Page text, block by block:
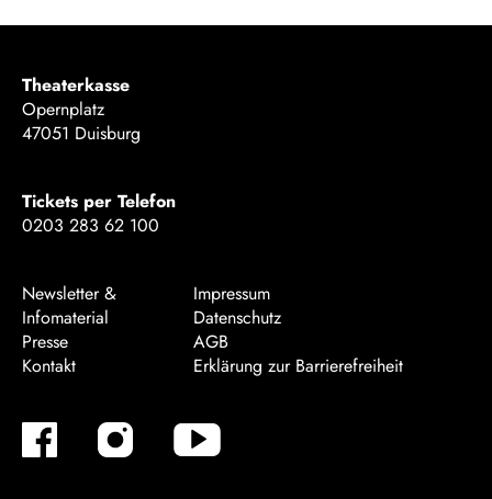
Theaterkasse
Opernplatz
47051 Duisburg
Tickets per Telefon
0203 283 62 100
Newsletter &
Infomaterial
Presse
Kontakt
Impressum
Datenschutz
AGB
Erklärung zur Barrierefreiheit